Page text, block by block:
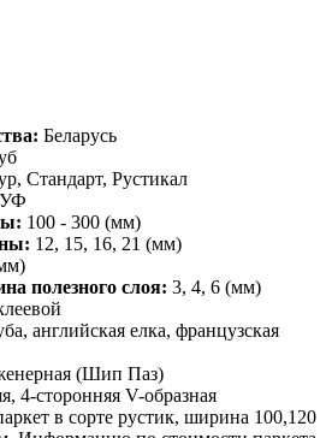
Беларусь
Стандарт, Рустикал
УФ
100 - 300 (мм)
12, 15, 16, 21 (мм)
полезного слоя: 3, 4, 6 (мм)
английская елка, французская
(Шип Паз)
4-сторонняя V-образная
в сорте рустик, ширина 100,120